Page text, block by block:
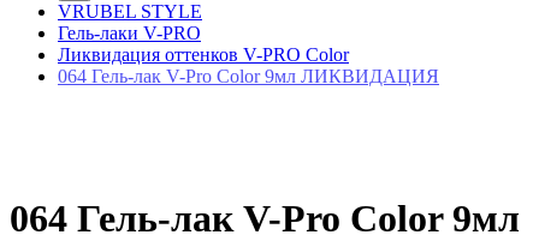
VRUBEL STYLE
Гель-лаки V-PRO
Ликвидация оттенков V-PRO Color
064 Гель-лак V-Pro Color 9мл ЛИКВИДАЦИЯ
064 Гель-лак V-Pro Color 9мл